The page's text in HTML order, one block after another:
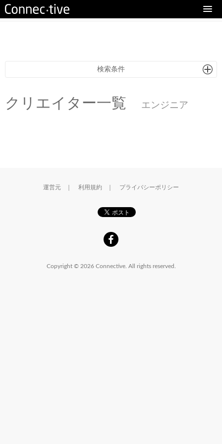
検索条件
クリエイター一覧 エンジニア
運営元 利用規約 プライバシーポリシー
Copyright © 2026 Connective. All rights reserved.